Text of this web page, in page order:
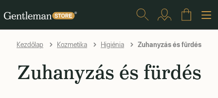
Kezdőlap Kozmetika Higiénia Zuhanyzás és fürdés
Zuhanyzás és fürdés